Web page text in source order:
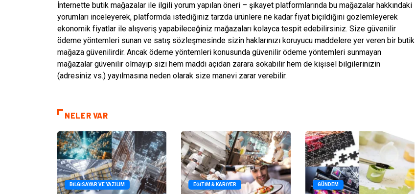
İnternette butik mağazalar ile ilgili yorum yapılan öneri – şikayet platformlarında bu mağazalar hakkındaki
yorumları inceleyerek, platformda istediğiniz tarzda ürünlere ne kadar fiyat biçildiğini gözlemleyerek
ekonomik fiyatlar ile alışveriş yapabileceğiniz mağazaları kolayca tespit edebilirsiniz. Size güvenilir
ödeme yöntemleri sunan ve satış sözleşmesinde sizin haklarınızı koruyucu maddelere yer veren bir butik
mağaza güvenilirdir. Ancak ödeme yöntemleri konusunda güvenilir ödeme yöntemleri sunmayan
mağazalar güvenilir olmayıp sizi hem maddi açıdan zarara sokabilir hem de kişisel bilgilerinizin
(adresiniz vs.) yayılmasına neden olarak size manevi zarar verebilir.
NELER VAR
BILGISAYAR VE YAZILIM EĞITIM & KARIYER GÜNDEM